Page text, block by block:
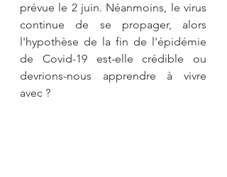
prévue le 2 juin. Néanmoins, le virus
continue de se propager, alors
l'hypothèse de la fin de l'épidémie
de Covid-19 est-elle crédible ou
devrions-nous apprendre à vivre
avec ?